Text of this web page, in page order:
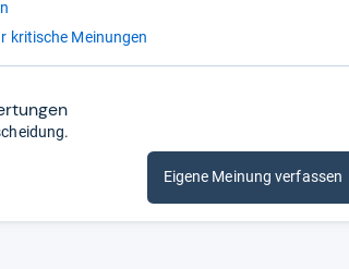
kritische Meinungen
Eigene Meinung verfassen